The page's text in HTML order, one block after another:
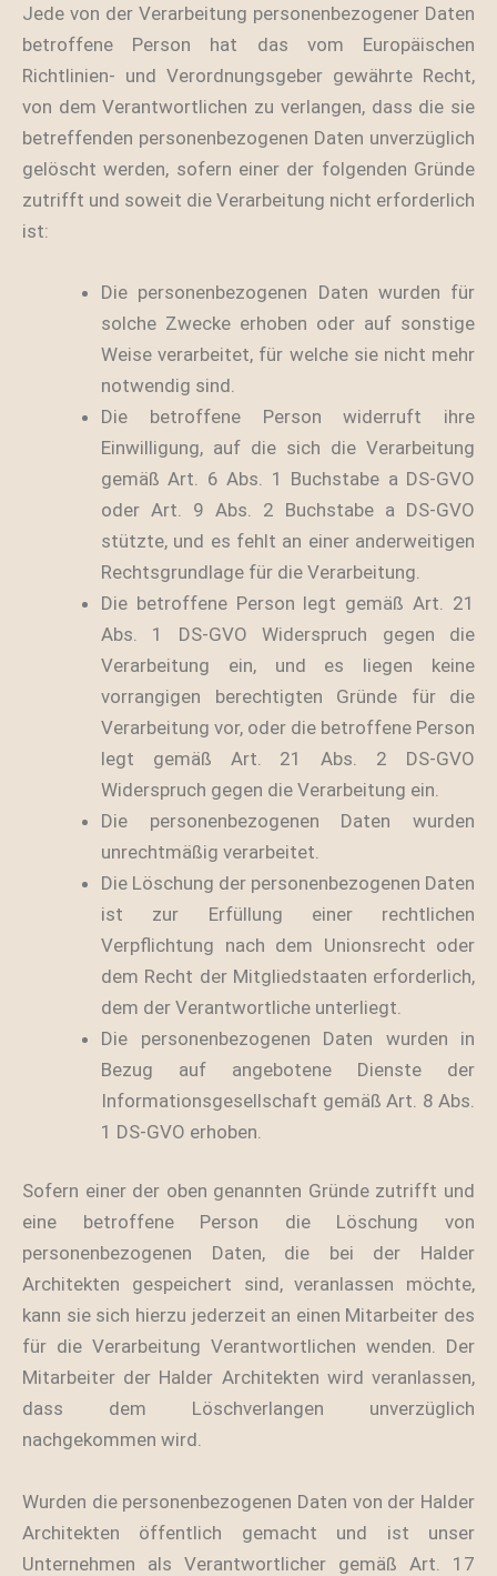
Jede von der Verarbeitung personenbezogener Daten
betroffene Person hat das vom Europäischen
Richtlinien- und Verordnungsgeber gewährte Recht,
von dem Verantwortlichen zu verlangen, dass die sie
betreffenden personenbezogenen Daten unverzüglich
gelöscht werden, sofern einer der folgenden Gründe
zutrifft und soweit die Verarbeitung nicht erforderlich
ist:
Die personenbezogenen Daten wurden für
solche Zwecke erhoben oder auf sonstige
Weise verarbeitet, für welche sie nicht mehr
notwendig sind.
Die betroffene Person widerruft ihre
Einwilligung, auf die sich die Verarbeitung
gemäß Art. 6 Abs. 1 Buchstabe a DS-GVO
oder Art. 9 Abs. 2 Buchstabe a DS-GVO
stützte, und es fehlt an einer anderweitigen
Rechtsgrundlage für die Verarbeitung.
Die betroffene Person legt gemäß Art. 21
Abs. 1 DS-GVO Widerspruch gegen die
Verarbeitung ein, und es liegen keine
vorrangigen berechtigten Gründe für die
Verarbeitung vor, oder die betroffene Person
legt gemäß Art. 21 Abs. 2 DS-GVO
Widerspruch gegen die Verarbeitung ein.
Die personenbezogenen Daten wurden
unrechtmäßig verarbeitet.
Die Löschung der personenbezogenen Daten
ist zur Erfüllung einer rechtlichen
Verpflichtung nach dem Unionsrecht oder
dem Recht der Mitgliedstaaten erforderlich,
dem der Verantwortliche unterliegt.
Die personenbezogenen Daten wurden in
Bezug auf angebotene Dienste der
Informationsgesellschaft gemäß Art. 8 Abs.
1 DS-GVO erhoben.
Sofern einer der oben genannten Gründe zutrifft und
eine betroffene Person die Löschung von
personenbezogenen Daten, die bei der Halder
Architekten gespeichert sind, veranlassen möchte,
kann sie sich hierzu jederzeit an einen Mitarbeiter des
für die Verarbeitung Verantwortlichen wenden. Der
Mitarbeiter der Halder Architekten wird veranlassen,
dass dem Löschverlangen unverzüglich
nachgekommen wird.
Wurden die personenbezogenen Daten von der Halder
Architekten öffentlich gemacht und ist unser
Unternehmen als Verantwortlicher gemäß Art. 17